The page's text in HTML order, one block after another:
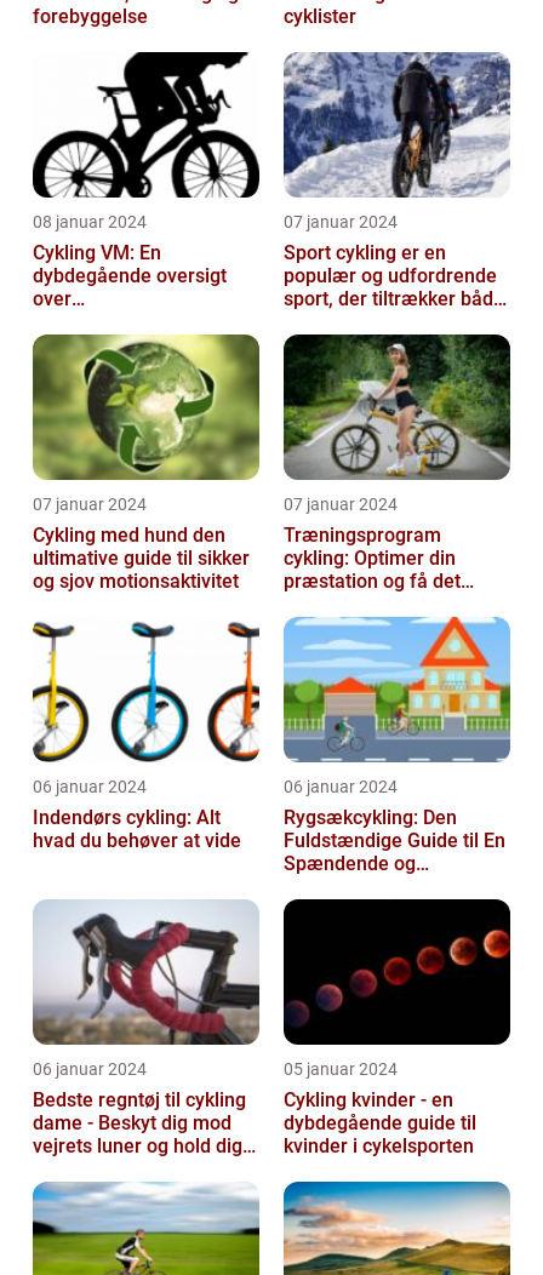
forebyggelse
cyklister
08 januar 2024
Cykling VM: En
dybdegående oversigt
over
cykling
07 januar 2024
Sport cykling er en
populær og udfordrende
sport, der tiltrækker både
professionelle atl...
07 januar 2024
Cykling med hund den
ultimative guide til sikker
og sjov motionsaktivitet
07 januar 2024
Træningsprogram
cykling: Optimer din
præstation og få det
træningssessioner
06 januar 2024
Indendørs cykling: Alt
hvad du behøver at vide
06 januar 2024
Rygsækcykling: Den
Fuldstændige Guide til En
Spændende og
06 januar 2024
Bedste regntøj til cykling
dame - Beskyt dig mod
vejrets luner og hold dig
05 januar 2024
Cykling kvinder - en
dybdegående guide til
kvinder i cykelsporten